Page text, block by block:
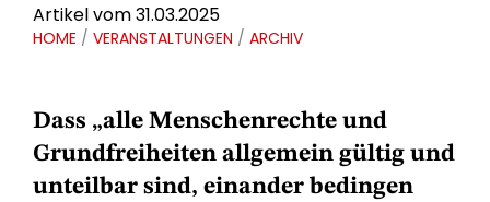
Artikel vom 31.03.2025
HOME / VERANSTALTUNGEN / ARCHIV
Dass „alle Menschenrechte und
Grundfreiheiten allgemein gültig und
unteilbar sind, einander bedingen